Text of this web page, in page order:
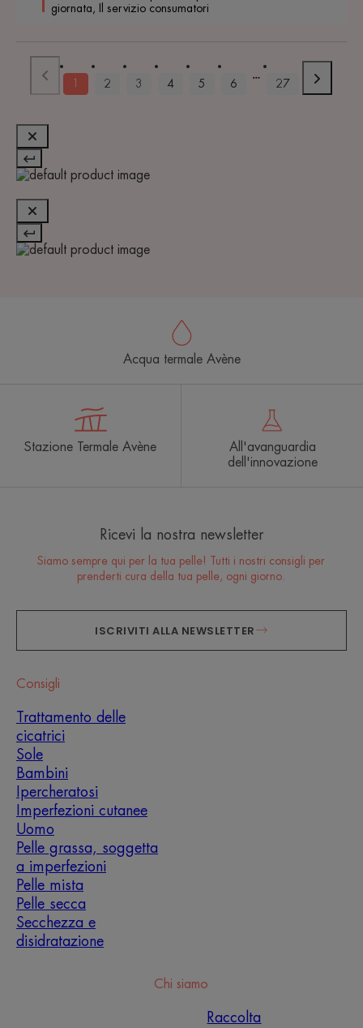
giornata, Il servizio consumatori
2 3 4 5 6 27
Acqua termale Avène
Stazione Termale Avène
All'avanguardia
dell'innovazione
Ricevi la nostra newsletter
Siamo sempre qui per la tua pelle! Tutti i nostri consigli per
prenderti cura della tua pelle, ogni giorno.
ISCRIVITI ALLA NEWSLETTER
Consigli
Trattamento delle
cicatrici
Sole
Bambini
Ipercheratosi
Imperfezioni cutanee
Uomo
Pelle grassa, soggetta
a imperfezioni
Pelle mista
Pelle secca
Secchezza e
disidratazione
Chi siamo
Raccolta